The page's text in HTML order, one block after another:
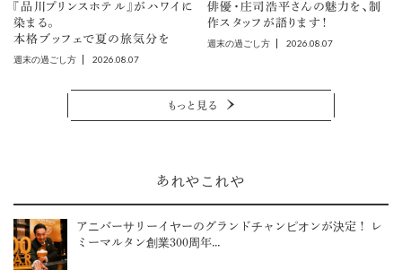
『品川プリンスホテル』がハワイに
染まる。
本格ブッフェで夏の旅気分を
週末の過ごし方 2026.08.07
俳優・庄司浩平さんの魅力を、制
作スタッフが語ります！
週末の過ごし方 2026.08.07
もっと見る
あれやこれや
アニバーサリーイヤーのグランドチャンピオンが決定！ レ
ミーマルタン創業300周年...